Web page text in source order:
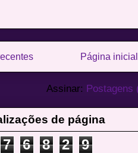
Página inicial
Assinar: Postagens
de página
7 6 8 2 9